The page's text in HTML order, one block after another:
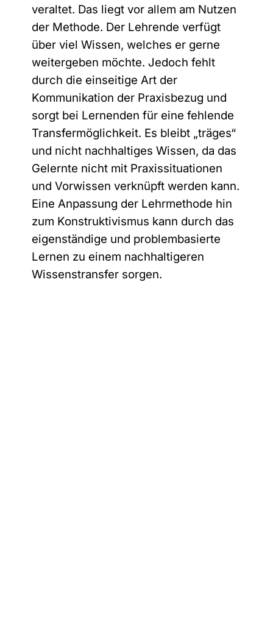
veraltet. Das liegt vor allem am Nutzen
der Methode. Der Lehrende verfügt
über viel Wissen, welches er gerne
weitergeben möchte. Jedoch fehlt
durch die einseitige Art der
Kommunikation der Praxisbezug und
sorgt bei Lernenden für eine fehlende
Transfermöglichkeit. Es bleibt „träges“
und nicht nachhaltiges Wissen, da das
Gelernte nicht mit Praxissituationen
und Vorwissen verknüpft werden kann.
Eine Anpassung der Lehrmethode hin
zum Konstruktivismus kann durch das
eigenständige und problembasierte
Lernen zu einem nachhaltigeren
Wissenstransfer sorgen.